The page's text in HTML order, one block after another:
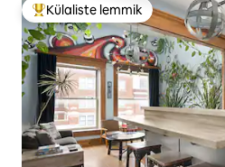
Külaliste suur lemmik
Külaliste lemmik